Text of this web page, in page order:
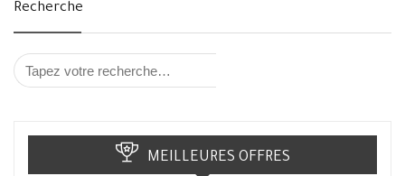
Recherche
MEILLEURES OFFRES